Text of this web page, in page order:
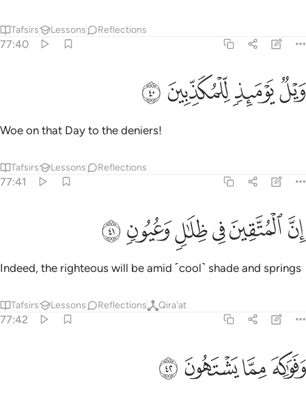
Tafsirs Lessons Reflections
77:40
ويل يوميذ للمكذبين ٤٠
وَيْلٌۭ يَوْمَئِذٍۢ لِّلْمُكَذِّبِينَ ٤٠
ﲩﲪﲫﲬ
Woe on that Day to the deniers!
Tafsirs Lessons Reflections
77:41
ان المتقين في ظلال وعيون ٤١
إِنَّ ٱلْمُتَّقِينَ فِى ظِلَـٰلٍۢ وَعُيُونٍۢ ٤١
ﲭﲮﲯﲰﲱﲲ
Indeed, the righteous will be amid ˹cool˺ shade and springs
Tafsirs Lessons Reflections Qira'at
77:42
وفواكه مما يشتهون ٤٢
وَفَوَٰكِهَ مِمَّا يَشْتَهُونَ ٤٢
ﲳﲴﲵﲶ